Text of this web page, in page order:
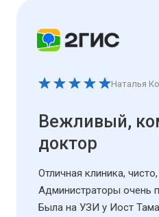
Наталья
Вежливый,
доктор
Отличная клиника,
Администраторы очень
Была на УЗИ у Иост